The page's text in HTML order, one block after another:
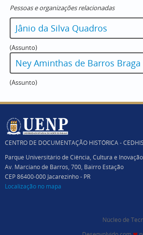
Pessoas e organizações relacionadas
Jânio da Silva Quadros
(Assunto)
Ney Aminthas de Barros Braga
(Assunto)
CENTRO DE DOCUMENTAÇÃO HISTÓRICA - CEDHIS
Parque Universitário de Ciência, Cultura e
Av. Marciano de Barros, 700, Bairro Estação
CEP 86400-000 Jacarezinho - PR
Localização no mapa
Núcleo de